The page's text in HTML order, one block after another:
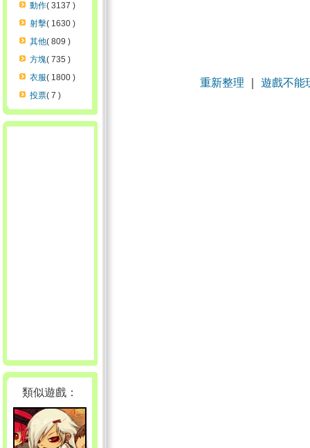
動作( 3137 )
射擊( 1630 )
其他( 809 )
方塊( 735 )
衣服( 1800 )
投票( 7 )
類似遊戲：
重新整理 遊戲不能